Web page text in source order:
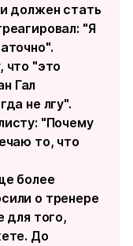
должен стать
"Я
что "это
Гал
не лгу".
"Почему
то, что
более
о тренере
для того,
До